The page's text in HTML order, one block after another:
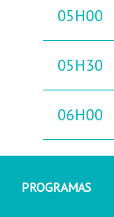
05H00
05H30
06H00
PROGRAMAS